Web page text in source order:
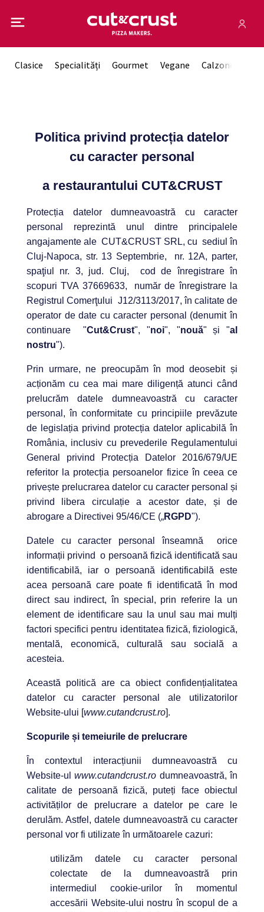
Clasice Specialități Gourmet Vegane Calzone
Politica privind protecția datelor
cu caracter personal
a restaurantului CUT&CRUST
Protecția datelor dumneavoastră cu caracter
personal reprezintă unul dintre principalele
angajamente ale CUT&CRUST SRL, cu sediul în
Cluj-Napoca, str. 13 Septembrie, nr. 12A, parter,
spaţiul nr. 3, jud. Cluj, cod de înregistrare în
scopuri TVA 37669633, număr de înregistrare la
Registrul Comerţului J12/3113/2017, în calitate de
operator de date cu caracter personal (denumit în
continuare "Cut&Crust", "noi", "nouă" și "al
nostru").
Prin urmare, ne preocupăm în mod deosebit și
acționăm cu cea mai mare diligență atunci când
prelucrăm datele dumneavoastră cu caracter
personal, în conformitate cu principiile prevăzute
de legislația privind protecția datelor aplicabilă în
România, inclusiv cu prevederile Regulamentului
General privind Protecția Datelor 2016/679/UE
referitor la protecția persoanelor fizice în ceea ce
privește prelucrarea datelor cu caracter personal și
privind libera circulație a acestor date, și de
abrogare a Directivei 95/46/CE („RGPD").
Datele cu caracter personal înseamnă orice
informații privind o persoană fizică identificată sau
identificabilă, iar o persoană identificabilă este
acea persoană care poate fi identificată în mod
direct sau indirect, în special, prin referire la un
element de identificare sau la unul sau mai mulți
factori specifici pentru identitatea fizică, fiziologică,
mentală, economică, culturală sau socială a
acesteia.
Această politică are ca obiect confidențialitatea
datelor cu caracter personal ale utilizatorilor
Website-ului [www.cutandcrust.ro].
Scopurile și temeiurile de prelucrare
În contextul interacțiunii dumneavoastră cu
Website-ulwww.cutandcrust.ro dumneavoastră, în
calitate de persoană fizică, puteți face obiectul
activităților de prelucrare a datelor pe care le
derulăm. Astfel, datele dumneavoastră cu caracter
personal vor fi utilizate în următoarele cazuri:
utilizăm datele cu caracter personal
colectate de la dumneavoastră prin
intermediul cookie-urilor în momentul
accesării Website-ului nostru în scopul de a